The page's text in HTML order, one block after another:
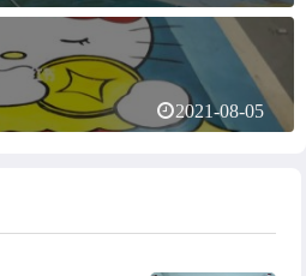
2021-08-05